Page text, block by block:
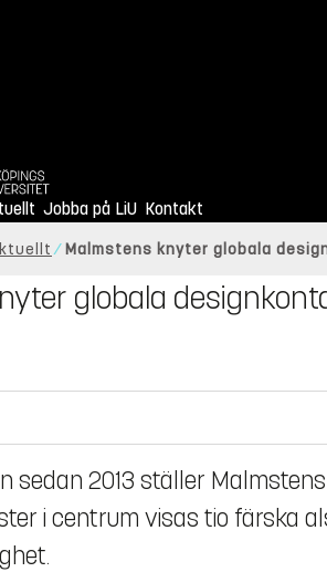
Jobba på LiU Kontakt
Malmstens knyter globala
globala
sedan 2013 ställer
i centrum visas tio färska